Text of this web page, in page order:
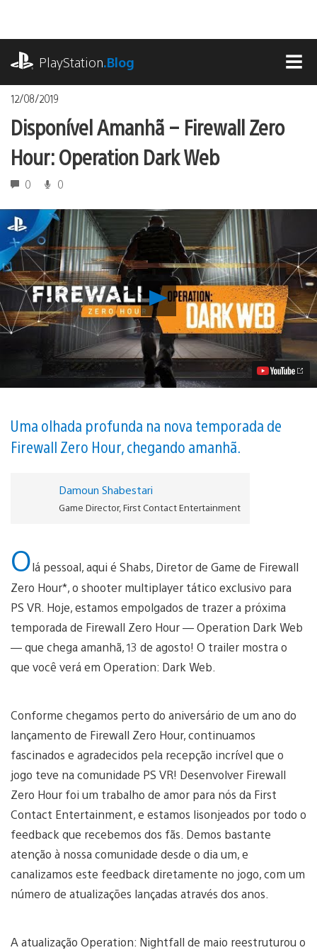
o
conteúdoPlayStation.Blog
12/08/2019
Disponível Amanhã – Firewall Zero
Hour: Operation Dark Web
0 0
Reproduzir
Disponível
Amanhã
–
Firewall
Zero
Hour:
Operation
Vídeo
Uma olhada profunda na nova temporada de
Firewall Zero Hour, chegando amanhã.
Damoun Shabestari
Game Director, First Contact Entertainment
Olá pessoal, aqui é Shabs, Diretor de Game de Firewall
Zero Hour*, o shooter multiplayer tático exclusivo para
PS VR. Hoje, estamos empolgados de trazer a próxima
temporada de Firewall Zero Hour — Operation Dark Web
— que chega amanhã, 13 de agosto! O trailer mostra o
que você verá em Operation: Dark Web.
Conforme chegamos perto do aniversário de um ano do
lançamento de Firewall Zero Hour, continuamos
fascinados e agradecidos pela recepção incrível que o
jogo teve na comunidade PS VR! Desenvolver Firewall
Zero Hour foi um trabalho de amor para nós da First
Contact Entertainment, e estamos lisonjeados por todo o
feedback que recebemos dos fãs. Demos bastante
atenção à nossa comunidade desde o dia um, e
canalizamos este feedback diretamente no jogo, com um
número de atualizações lançadas através dos anos.
A atualização Operation: Nightfall de maio reestruturou o